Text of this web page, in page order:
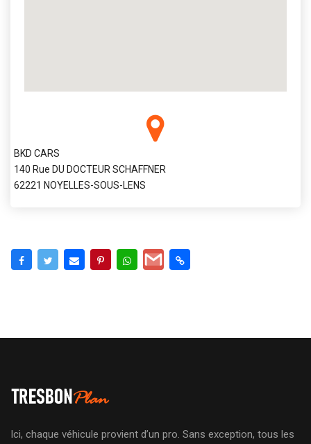
BKD CARS
140 Rue DU DOCTEUR SCHAFFNER
62221 NOYELLES-SOUS-LENS
Ici, chaque véhicule provient d’un pro. Sans exception, tous les